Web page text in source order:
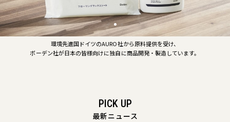
環境先進国ドイツのAURO社から原料提供を受け、
ボーデン社が日本の皆様向けに独自に商品開発・製造しています。
PICK UP
最新ニュース